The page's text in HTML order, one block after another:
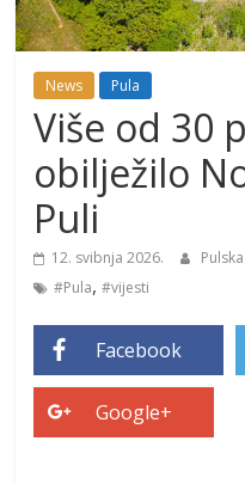
News Pula
Više od 30
obilježilo
Puli
12. svibnja 2026.
#Pula,#vijesti
Facebook
Google+